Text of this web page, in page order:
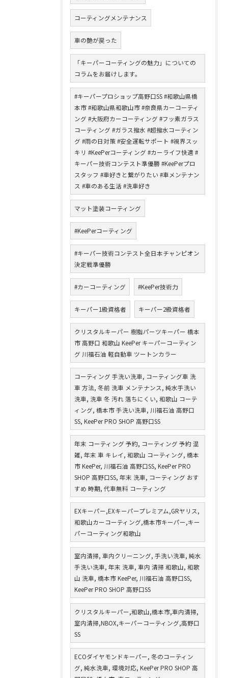
コーティングメンテナンス
車の艶が戻った
「キーパーコーティングの魅力」についての
コラムをお届けします。
#キーパープロショップ高野口SS #和歌山県橋
本市 #和歌山県和歌山市 #奈良県カーコーティ
ング #大阪府カーコーティング #フッ素ガラス
コーティング #ガラス撥水 #超撥水コーティン
グ #雨の日対策 #安全運転サポート #視界スッ
キリ #KeePerコーティング #カーライフ快適 #
キーパー技術コンテスト準優勝 #KeePerプロ
スタッフ #車好きと繋がりたい #車メンテナン
ス #車のある生活 #洗車好き
マット塗装コーティング
#KeePerコーティング
#キーパー技術コンテスト全日本チャンピオン
決定戦準優勝
#カーコーティング #KeePer技術力
キーパー1級資格者 キーパー2級資格者
クリスタルキーパー 樹脂パーツキーパー 橋本
市 高野口 和歌山 KeePer キーパーコーティン
グ 川福石油 軽自動車 ツートンカラー
コーティング 手洗い洗車, コーティング車 洗
車 方法, 冬前 洗車 メンテナンス, 純水手洗い
洗車, 洗車 冬 汚れ 落ちにくい, 和歌山 コーテ
ィング, 橋本市 手洗い洗車, 川福石油 高野口
SS, KeePer PRO SHOP 高野口SS
年末 コーティング 予約, コーティング 予約 混
雑, 年末 車 キレイ, 和歌山 コーティング, 橋本
市 KeePer, 川福石油 高野口SS, KeePer PRO
SHOP 高野口SS, 年末 洗車, コーティング おす
すめ 時期, 代車無料 コーティング
EXキーパー,EXキーパープレミアム,GRヤリス,
和歌山カーコーティング,橋本市キーパー,キー
パーコーティング和歌山
室内清掃, 車内クリーニング, 手洗い洗車, 純水
手洗い洗車, 年末 洗車, 車内 清掃 和歌山, 和歌
山 洗車, 橋本市 KeePer, 川福石油 高野口SS,
KeePer PRO SHOP 高野口SS
クリスタルキーパー,和歌山,橋本市,車内清掃,
室内清掃,NBOX,キーパーコーティング,高野口
SS
ECOダイヤモンドキーパー, 冬のコーティン
グ, 純水洗車, 環境対応, KeePer PRO SHOP 高